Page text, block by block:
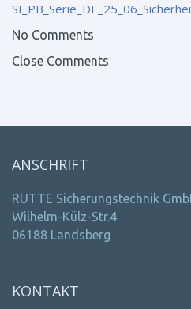
No Comments
Close Comments
ANSCHRIFT
RUTTE Sicherungstechnik
Wilhelm-Külz-Str.4
06188 Landsberg
KONTAKT